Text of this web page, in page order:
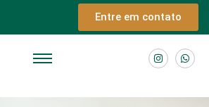
Entre em contato